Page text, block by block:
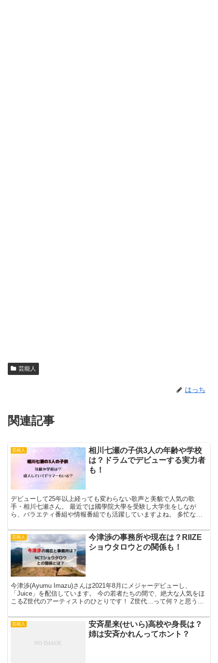
芸能人
はっち
関連記事
芸能人
相川七瀬の子供3人の年齢や学校
は？ドラムでデビューする実力者
も！
デビューして25年以上経っても変わらない歌声と美貌で人気の歌
手・相川七瀬さん。 最近では國學院大學を受験し大学生をしなが
ら、バラエティ番組や情報番組でも活躍していますよね。 多忙な相
芸能人
今津渉の事務所や現在は？RIIZE
ショウタロウとの関係も！
今津渉(Ayumu Imazu)さんは2021年8月にメジャーデビューし、
「Juice」を配信しています。 今の若者たちの間で、絶大な人気をほ
こるZ世代のアーティストのひとりです！ Z世代…って何？と思う方
芸能人
安斉星来(せいら)高校や身長は？
姉は安斉かれんってホント？